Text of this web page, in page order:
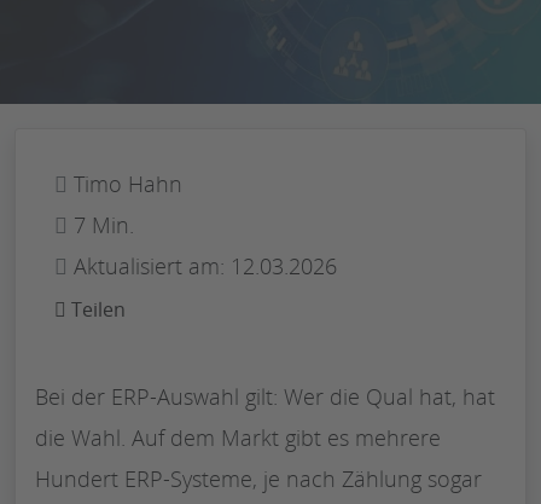
Timo Hahn
7 Min.
Aktualisiert am: 12.03.2026
Teilen
Bei der ERP-Auswahl gilt: Wer die Qual hat, hat
die Wahl. Auf dem Markt gibt es mehrere
Hundert ERP-Systeme, je nach Zählung sogar